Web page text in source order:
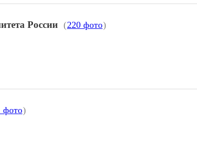
России (220 фото)
фото)